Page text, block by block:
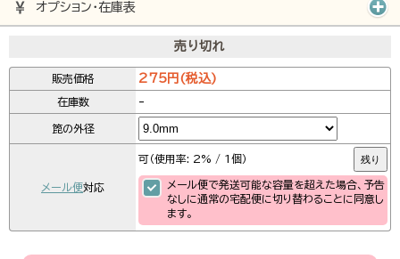
オプション･在庫表
売り切れ
販売価格 275円(税込)
在庫数 -
箆の外径
メール便対応
可（使用率: 2% / 1個） 残り
メール便で発送可能な容量を超えた場合、予告
なしに通常の宅配便に切り替わることに同意し
ます。